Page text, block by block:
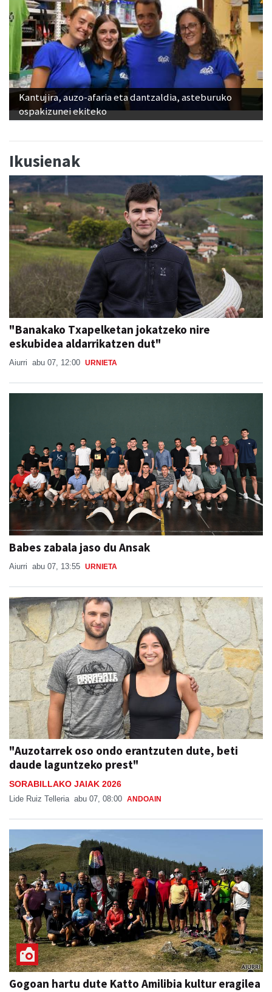
Kantujira, auzo-afaria eta dantzaldia, asteburuko
ospakizunei ekiteko
Ikusienak
"Banakako Txapelketan jokatzeko nire
eskubidea aldarrikatzen dut"
Aiurri abu 07, 12:00 URNIETA
Babes zabala jaso du Ansak
Aiurri abu 07, 13:55 URNIETA
"Auzotarrek oso ondo erantzuten dute, beti
daude laguntzeko prest"
SORABILLAKO JAIAK 2026
Lide Ruiz Telleria abu 07, 08:00 ANDOAIN
Gogoan hartu dute Katto Amilibia kultur eragilea